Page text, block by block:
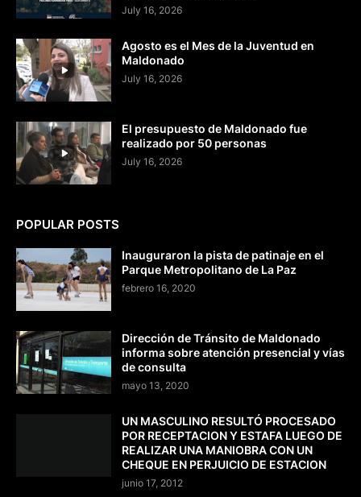
July 16, 2026
Agosto es el Mes de la Juventud en
Maldonado
July 16, 2026
El presupuesto de Maldonado fue
realizado por 50 personas
July 16, 2026
POPULAR POSTS
Inauguraron la pista de patinaje en el
Parque Metropolitano de La Paz
febrero 16, 2020
Dirección de Tránsito de Maldonado
informa sobre atención presencial y vías
de consulta
mayo 13, 2020
UN MASCULINO RESULTÓ PROCESADO
POR RECEPTACION Y ESTAFA LUEGO DE
REALIZAR UNA MANIOBRA CON UN
CHEQUE EN PERJUICIO DE ESTACION
junio 17, 2012